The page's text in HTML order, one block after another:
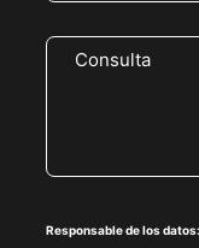
Responsable de los datos: